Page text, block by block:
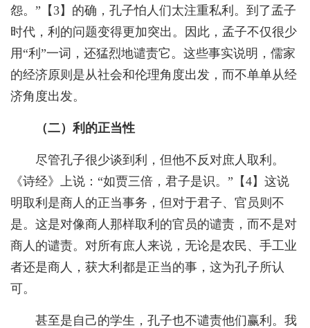
怨。”【3】的确，孔子怕人们太注重私利。到了孟子
时代，利的问题变得更加突出。因此，孟子不仅很少
用“利”一词，还猛烈地谴责它。这些事实说明，儒家
的经济原则是从社会和伦理角度出发，而不单单从经
济角度出发。
（二）利的正当性
尽管孔子很少谈到利，但他不反对庶人取利。
《诗经》上说：“如贾三倍，君子是识。”【4】这说
明取利是商人的正当事务，但对于君子、官员则不
是。这是对像商人那样取利的官员的谴责，而不是对
商人的谴责。对所有庶人来说，无论是农民、手工业
者还是商人，获大利都是正当的事，这为孔子所认
可。
甚至是自己的学生，孔子也不谴责他们赢利。我